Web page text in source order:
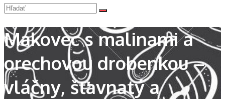
Makovec s malinami a
orechovou drobenkou –
vláčny, šťavnatý a